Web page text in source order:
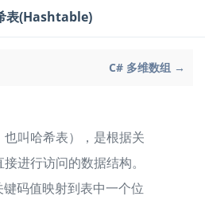
C# 多维数组 →
表(Hashtable)
叫哈希表），是根据关
进行访问的数据结构。
码值映射到表中一个位